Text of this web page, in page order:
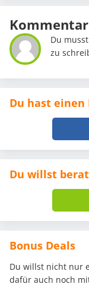
Du
zu
Du hast einen
Du willst
Bonus Deals
Du willst nicht nur
dafür auch noch